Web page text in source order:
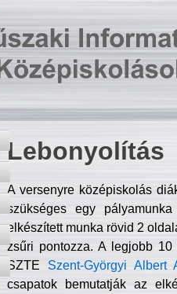
Lebonyolítás
A versenyre középiskolás
szükséges egy
elkészített munka rövid 2
zsűri pontozza. A legjobb
SZTE Szent-Györgyi Albert
csapatok bemutatják az